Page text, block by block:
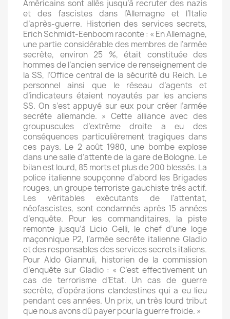
Américains sont allés jusqu’à recruter des nazis
et des fascistes dans l’Allemagne et l’Italie
d’après-guerre. Historien des services secrets,
Erich Schmidt-Eenboom raconte : « En Allemagne,
une partie considérable des membres de l’armée
secrète, environ 25 %, était constituée des
hommes de l’ancien service de renseignement de
la SS, l’Office central de la sécurité du Reich. Le
personnel ainsi que le réseau d’agents et
d’indicateurs étaient noyautés par les anciens
SS. On s’est appuyé sur eux pour créer l’armée
secrète allemande. » Cette alliance avec des
groupuscules d’extrême droite a eu des
conséquences particulièrement tragiques dans
ces pays. Le 2 août 1980, une bombe explose
dans une salle d’attente de la gare de Bologne. Le
bilan est lourd, 85 morts et plus de 200 blessés. La
police italienne soupçonne d’abord les Brigades
rouges, un groupe terroriste gauchiste très actif.
Les véritables exécutants de l’attentat,
néofascistes, sont condamnés après 15 années
d’enquête. Pour les commanditaires, la piste
remonte jusqu’à Licio Gelli, le chef d’une loge
maçonnique P2, l’armée secrète italienne Gladio
et des responsables des services secrets italiens.
Pour Aldo Giannuli, historien de la commission
d’enquête sur Gladio : « C’est effectivement un
cas de terrorisme d’Etat. Un cas de guerre
secrète, d’opérations clandestines qui a eu lieu
pendant ces années. Un prix, un très lourd tribut
que nous avons dû payer pour la guerre froide. »